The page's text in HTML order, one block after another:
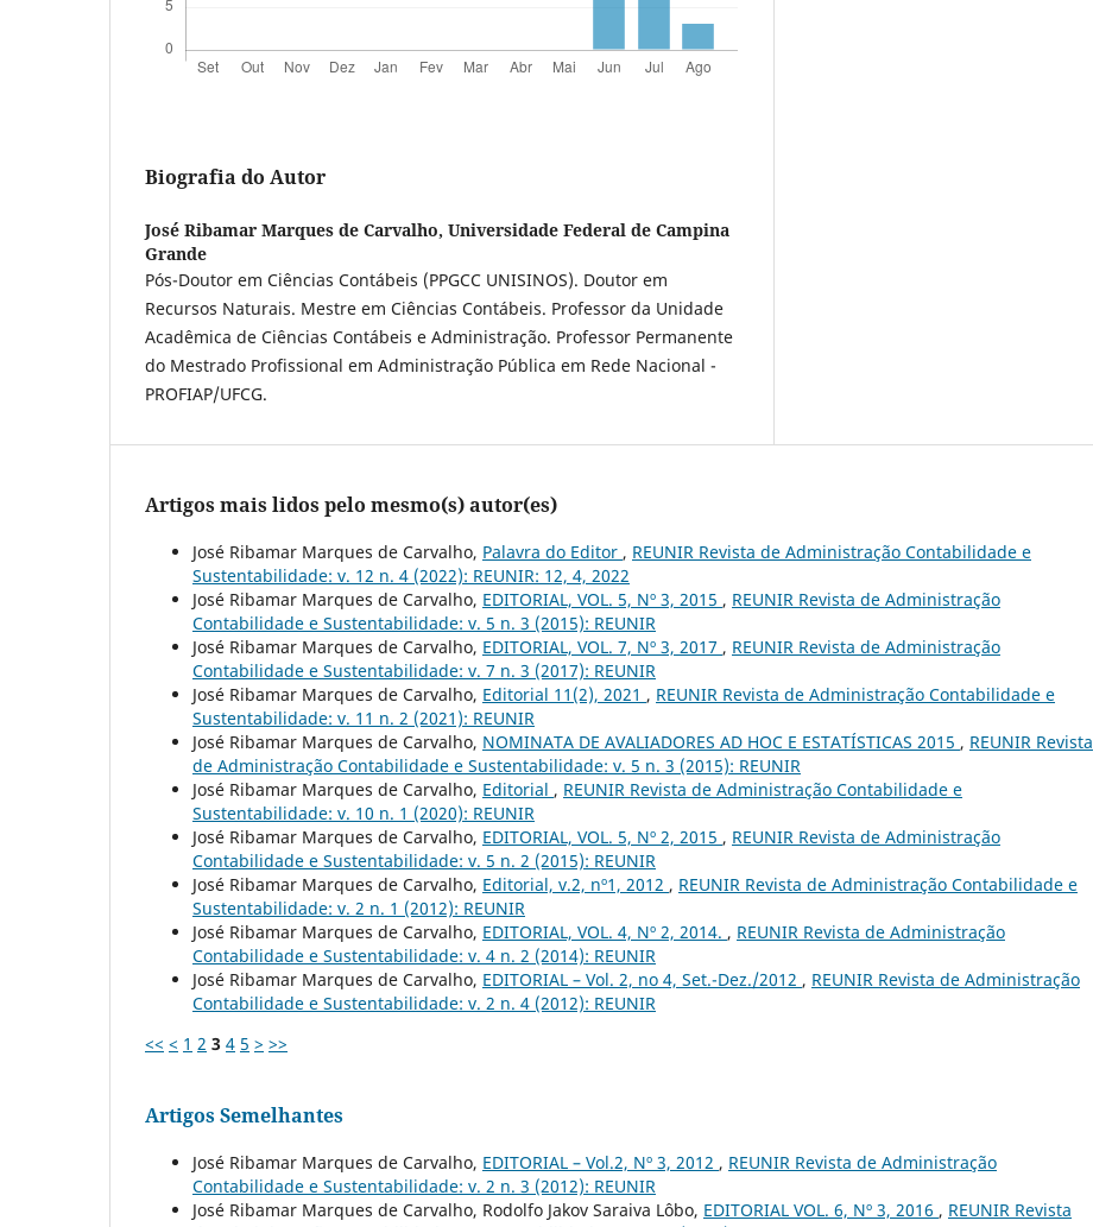
Biografia do Autor
José Ribamar Marques de Carvalho, Universidade Federal de Campina
Grande
Pós-Doutor em Ciências Contábeis (PPGCC UNISINOS). Doutor em
Recursos Naturais. Mestre em Ciências Contábeis. Professor da Unidade
Acadêmica de Ciências Contábeis e Administração. Professor Permanente
do Mestrado Profissional em Administração Pública em Rede Nacional -
PROFIAP/UFCG.
Artigos mais lidos pelo mesmo(s) autor(es)
José Ribamar Marques de Carvalho, Palavra do Editor , REUNIR Revista de Administração Contabilidade e
Sustentabilidade: v. 12 n. 4 (2022): REUNIR: 12, 4, 2022
José Ribamar Marques de Carvalho, EDITORIAL, VOL. 5, Nº 3, 2015 , REUNIR Revista de Administração
Contabilidade e Sustentabilidade: v. 5 n. 3 (2015): REUNIR
José Ribamar Marques de Carvalho, EDITORIAL, VOL. 7, Nº 3, 2017 , REUNIR Revista de Administração
Contabilidade e Sustentabilidade: v. 7 n. 3 (2017): REUNIR
José Ribamar Marques de Carvalho, Editorial 11(2), 2021 , REUNIR Revista de Administração Contabilidade e
Sustentabilidade: v. 11 n. 2 (2021): REUNIR
José Ribamar Marques de Carvalho, NOMINATA DE AVALIADORES AD HOC E ESTATÍSTICAS 2015 , REUNIR Revista
de Administração Contabilidade e Sustentabilidade: v. 5 n. 3 (2015): REUNIR
José Ribamar Marques de Carvalho, Editorial , REUNIR Revista de Administração Contabilidade e
Sustentabilidade: v. 10 n. 1 (2020): REUNIR
José Ribamar Marques de Carvalho, EDITORIAL, VOL. 5, Nº 2, 2015 , REUNIR Revista de Administração
Contabilidade e Sustentabilidade: v. 5 n. 2 (2015): REUNIR
José Ribamar Marques de Carvalho, Editorial, v.2, nº1, 2012 , REUNIR Revista de Administração Contabilidade e
Sustentabilidade: v. 2 n. 1 (2012): REUNIR
José Ribamar Marques de Carvalho, EDITORIAL, VOL. 4, Nº 2, 2014. , REUNIR Revista de Administração
Contabilidade e Sustentabilidade: v. 4 n. 2 (2014): REUNIR
José Ribamar Marques de Carvalho, EDITORIAL – Vol. 2, no 4, Set.-Dez./2012 , REUNIR Revista de Administração
Contabilidade e Sustentabilidade: v. 2 n. 4 (2012): REUNIR
<< < 1 2 3 4 5 > >>
Artigos Semelhantes
José Ribamar Marques de Carvalho, EDITORIAL – Vol.2, Nº 3, 2012 , REUNIR Revista de Administração
Contabilidade e Sustentabilidade: v. 2 n. 3 (2012): REUNIR
José Ribamar Marques de Carvalho, Rodolfo Jakov Saraiva Lôbo, EDITORIAL VOL. 6, Nº 3, 2016 , REUNIR Revista